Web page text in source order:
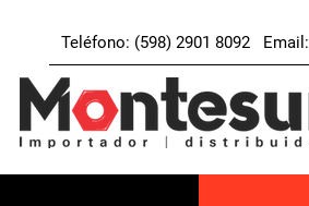
Teléfono: (598) 2901 8092 Email: